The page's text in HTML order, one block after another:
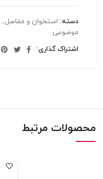
دسته: استخوان و مفاصل ,
موضوعی
اشتراک گذاری:
محصولات مرتبط